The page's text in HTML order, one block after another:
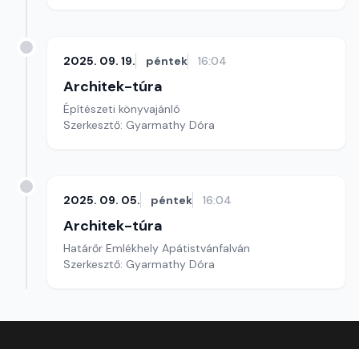
2025. 09. 19. péntek 16:04
Architek-túra
Építészeti könyvajánló
Szerkesztő: Gyarmathy Dóra
2025. 09. 05. péntek 16:04
Architek-túra
Határőr Emlékhely Apátistvánfalván
Szerkesztő: Gyarmathy Dóra